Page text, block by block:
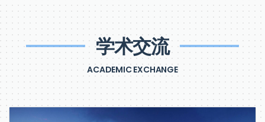
学术交流
ACADEMIC EXCHANGE